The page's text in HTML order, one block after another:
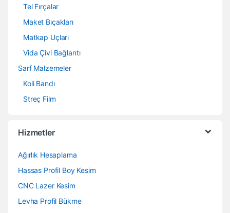
Tel Fırçalar
Maket Bıçakları
Matkap Uçları
Vida Çivi Bağlantı
Sarf Malzemeler
Koli Bandı
Streç Film
Hizmetler
Ağırlık Hesaplama
Hassas Profil Boy Kesim
CNC Lazer Kesim
Levha Profil Bükme